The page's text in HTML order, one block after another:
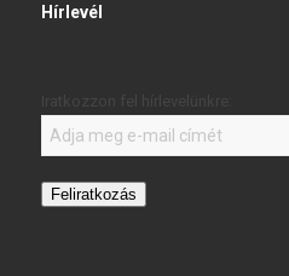
Hírlevél
Feliratkozás